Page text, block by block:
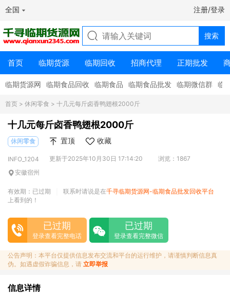
全国 注册/登录
首页 临期货源 临期回收 招商代理 正期批发
临期货源网 临期食品回收 临期食品 临期食品批发 临期微信群 临
首页 > 休闲零食 > 十几元每斤卤香鸭翅根2000斤
十几元每斤卤香鸭翅根2000斤
休闲零食 置顶 收藏
INFO_1204 更新于2025年10月30日 17:14:20
浏览：1867
安徽宿州
有效期：已过期 联系时请说是在千寻临期货源网-临期食品批发回收平台
上看到的！
已过期
登录查看完整电话
已过期
登录查看完整微信
公告声明：本平台仅提供信息发布交流和平台的运行维护，请谨慎判断信息真
伪。如遇虚假诈骗信息，请 立即举报
信息详情